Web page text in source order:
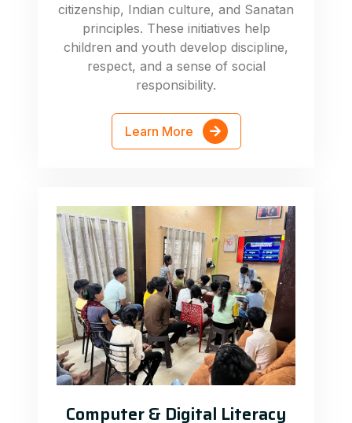
citizenship, Indian culture, and Sanatan
principles. These initiatives help
children and youth develop discipline,
respect, and a sense of social
responsibility.
Learn More
Computer & Digital Literacy